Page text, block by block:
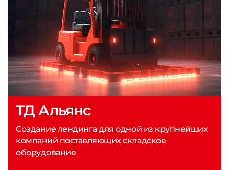
ТД Альянс
Создание лендинга для одной из крупнейших
компаний поставляющих складское
оборудование